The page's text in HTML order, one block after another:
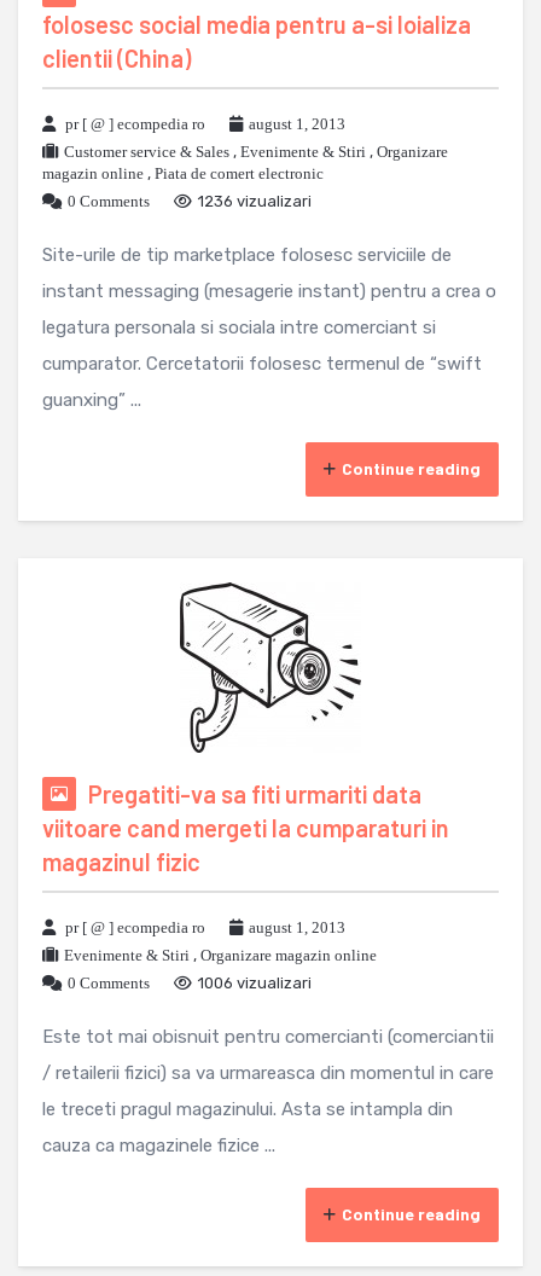
folosesc social media pentru a-si loializa
clientii (China)
pr [ @ ] ecompedia ro
august 1, 2013
Customer service & Sales , Evenimente & Stiri , Organizare
magazin online , Piata de comert electronic
0 Comments
1236 vizualizari
Site-urile de tip marketplace folosesc serviciile de
instant messaging (mesagerie instant) pentru a crea o
legatura personala si sociala intre comerciant si
cumparator. Cercetatorii folosesc termenul de “swift
guanxing” ...
Continue reading
Pregatiti-va sa fiti urmariti data
viitoare cand mergeti la cumparaturi in
magazinul fizic
pr [ @ ] ecompedia ro
august 1, 2013
Evenimente & Stiri , Organizare magazin online
0 Comments
1006 vizualizari
Este tot mai obisnuit pentru comercianti (comerciantii
/ retailerii fizici) sa va urmareasca din momentul in care
le treceti pragul magazinului. Asta se intampla din
cauza ca magazinele fizice ...
Continue reading